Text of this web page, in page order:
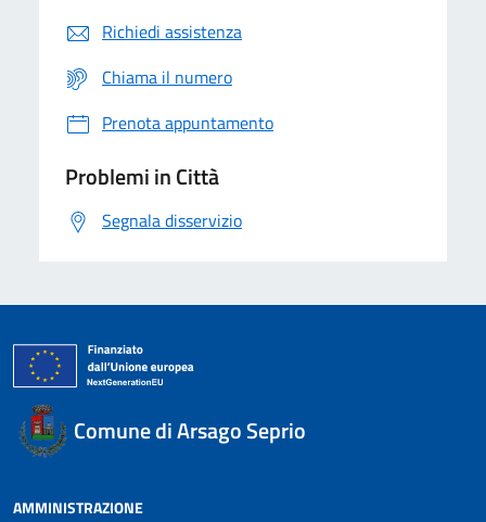
Richiedi assistenza
Chiama il numero
Prenota appuntamento
Problemi in Città
Segnala disservizio
Comune di Arsago Seprio
AMMINISTRAZIONE